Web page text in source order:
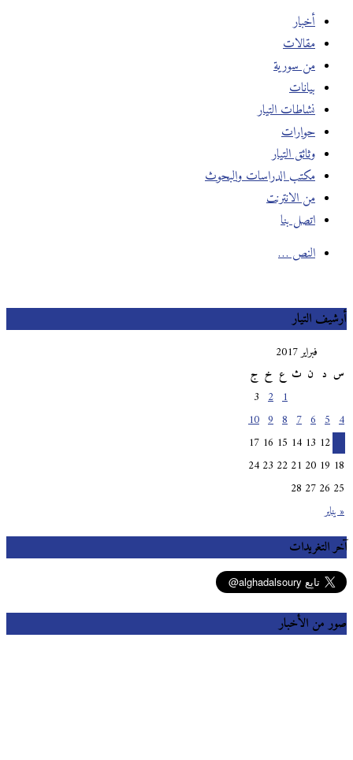
أخبار
مقالات
من سورية
بيانات
نشاطات التيار
حوارات
وثائق التيار
مكتب الدراسات والبحوث
من الانترنت
اتصل بنا
النص …
أرشيف التيار
فبراير 2017
س
ث خ ج
« يناير
10
12
13
14
15
16
17
18
19
20
21
22
23
24
25
26
27
28
آخر التغريدات
صور من الأخبار